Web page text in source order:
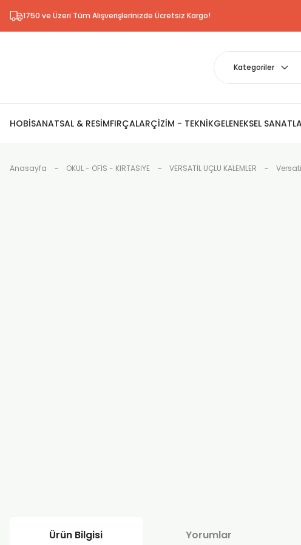
1750 ve Üzeri Tüm Alışverişlerinizde Ücretsiz Kargo!
HOBİSANATSAL & RESİMFIRÇALARÇİZİM - TEKNİKGELENEKSEL
Anasayfa OKUL - OFİS - KIRTASİYE VERSATİL UÇLU KALEMLER
Ürün Bilgisi Yorumlar